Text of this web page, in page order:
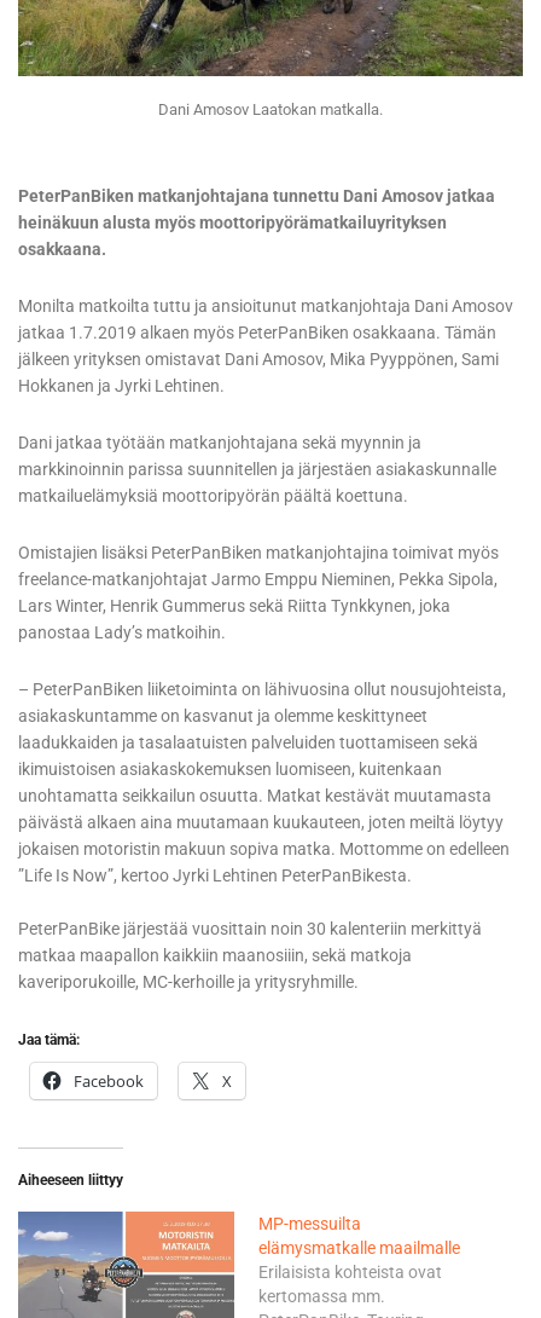
Dani Amosov Laatokan matkalla.
PeterPanBiken matkanjohtajana tunnettu Dani Amosov jatkaa
heinäkuun alusta myös moottoripyörämatkailuyrityksen
osakkaana.
Monilta matkoilta tuttu ja ansioitunut matkanjohtaja Dani Amosov
jatkaa 1.7.2019 alkaen myös PeterPanBiken osakkaana. Tämän
jälkeen yrityksen omistavat Dani Amosov, Mika Pyyppönen, Sami
Hokkanen ja Jyrki Lehtinen.
Dani jatkaa työtään matkanjohtajana sekä myynnin ja
markkinoinnin parissa suunnitellen ja järjestäen asiakaskunnalle
matkailuelämyksiä moottoripyörän päältä koettuna.
Omistajien lisäksi PeterPanBiken matkanjohtajina toimivat myös
freelance-matkanjohtajat Jarmo Emppu Nieminen, Pekka Sipola,
Lars Winter, Henrik Gummerus sekä Riitta Tynkkynen, joka
panostaa Lady’s matkoihin.
– PeterPanBiken liiketoiminta on lähivuosina ollut nousujohteista,
asiakaskuntamme on kasvanut ja olemme keskittyneet
laadukkaiden ja tasalaatuisten palveluiden tuottamiseen sekä
ikimuistoisen asiakaskokemuksen luomiseen, kuitenkaan
unohtamatta seikkailun osuutta. Matkat kestävät muutamasta
päivästä alkaen aina muutamaan kuukauteen, joten meiltä löytyy
jokaisen motoristin makuun sopiva matka. Mottomme on edelleen
”Life Is Now”, kertoo Jyrki Lehtinen PeterPanBikesta.
PeterPanBike järjestää vuosittain noin 30 kalenteriin merkittyä
matkaa maapallon kaikkiin maanosiiin, sekä matkoja
kaveriporukoille, MC-kerhoille ja yritysryhmille.
Jaa tämä:
Facebook X
Aiheeseen liittyy
MP-messuilta
elämysmatkalle maailmalle
Erilaisista kohteista ovat
kertomassa mm.